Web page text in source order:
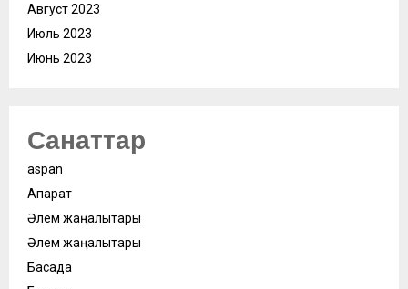
Август 2023
Июль 2023
Июнь 2023
Санаттар
aspan
Ақпарат
Әлем жаңалықтары
Әлем жаңалықтары
Басқада